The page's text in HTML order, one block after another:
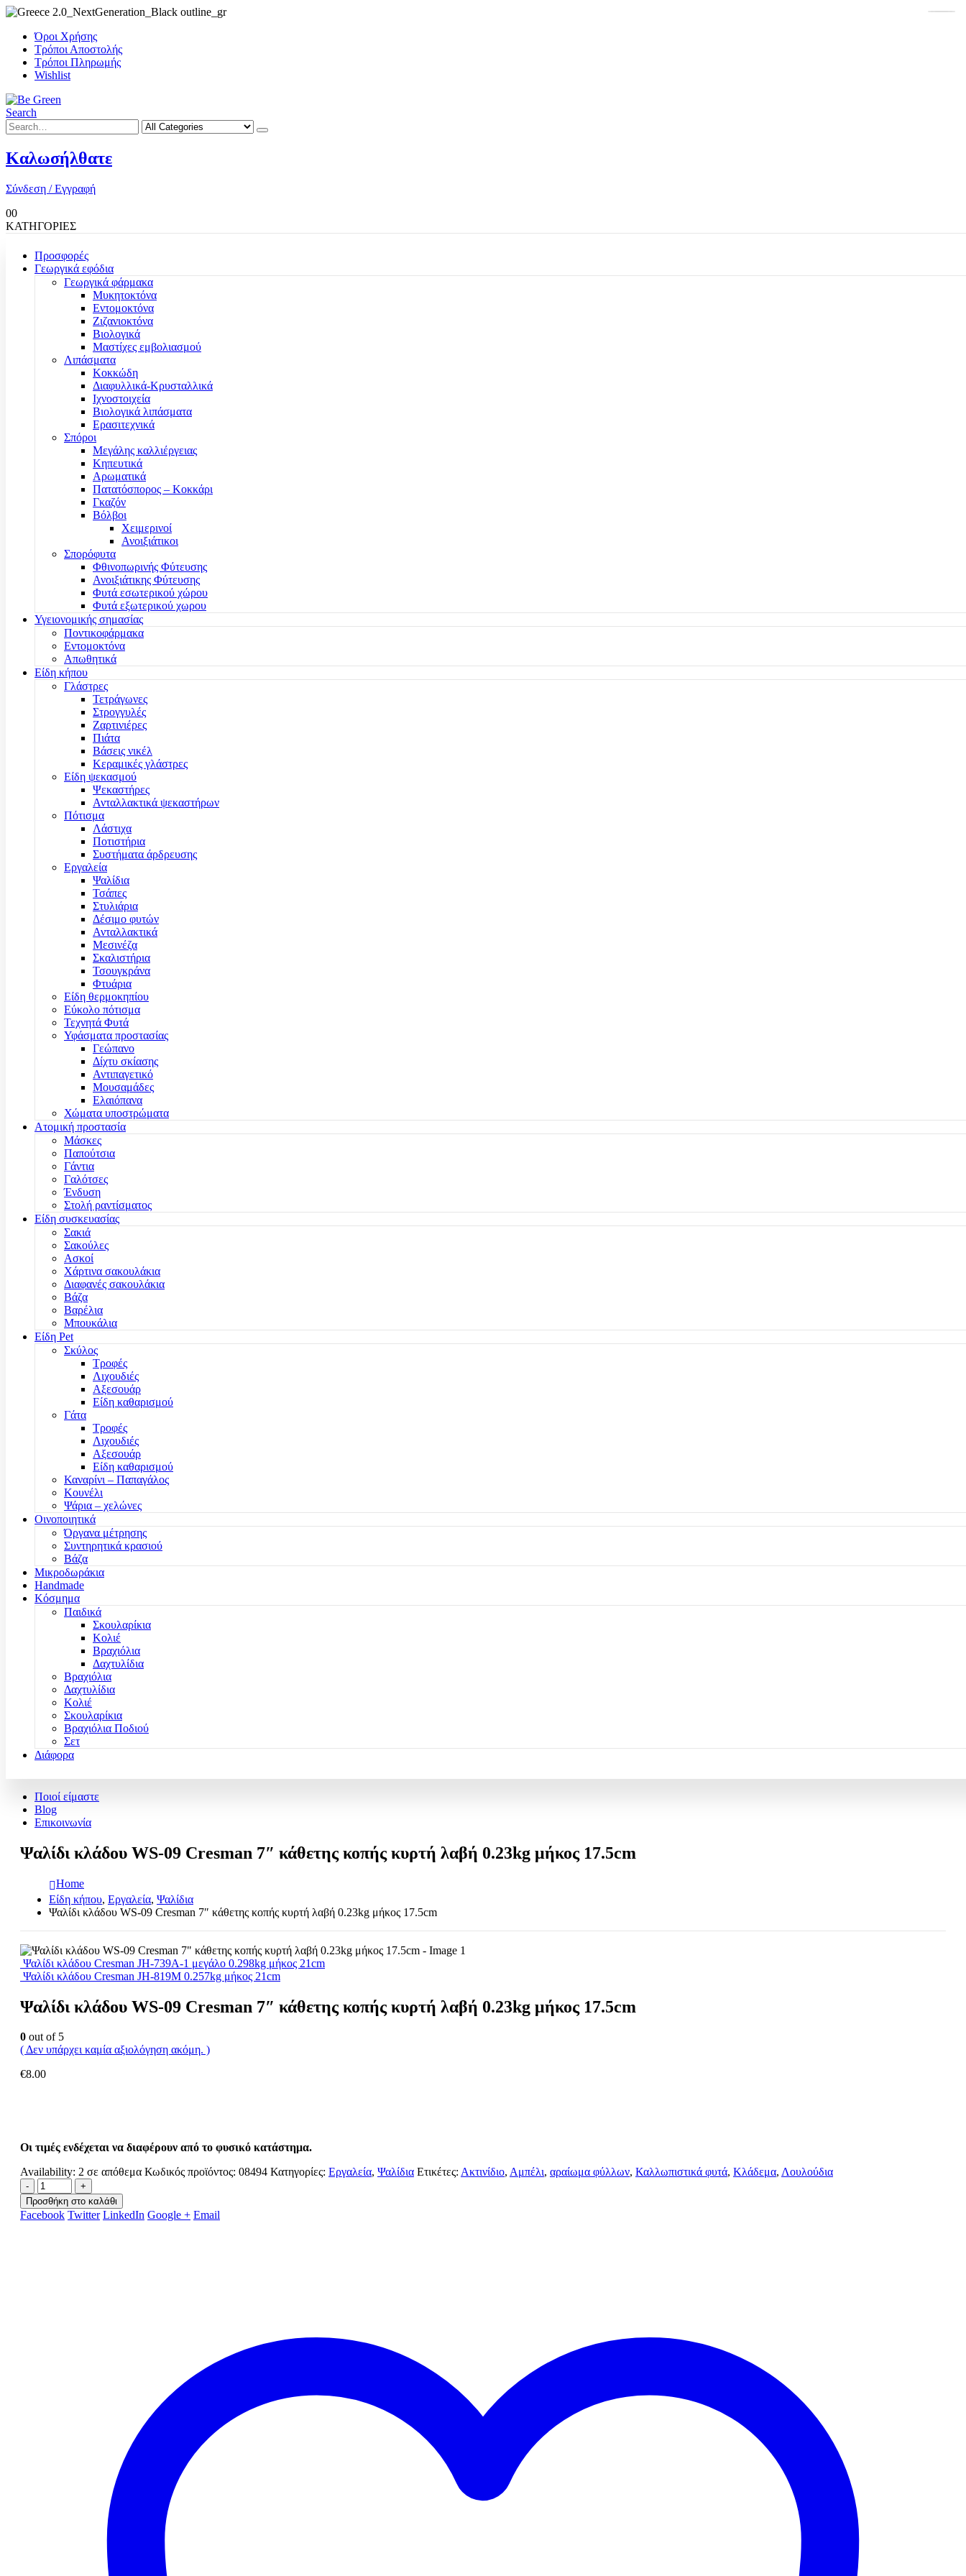
Όροι Χρήσης
Τρόποι Αποστολής
Τρόποι Πληρωμής
Wishlist
Search
Καλωσήλθατε
Σύνδεση / Εγγραφή
00
ΚΑΤΗΓΟΡΙΕΣ
Προσφορές
Γεωργικά εφόδια
Γεωργικά φάρμακα
Μυκητοκτόνα
Εντομοκτόνα
Ζιζανιοκτόνα
Βιολογικά
Μαστίχες εμβολιασμού
Λιπάσματα
Κοκκώδη
Διαφυλλικά-Κρυσταλλικά
Ιχνοστοιχεία
Βιολογικά λιπάσματα
Ερασιτεχνικά
Σπόροι
Μεγάλης καλλιέργειας
Κηπευτικά
Αρωματικά
Πατατόσπορος – Κοκκάρι
Γκαζόν
Βόλβοι
Χειμερινοί
Ανοιξιάτικοι
Σπορόφυτα
Φθινοπωρινής Φύτευσης
Ανοιξιάτικης Φύτευσης
Φυτά εσωτερικού χώρου
Φυτά εξωτερικού χωρου
Υγειονομικής σημασίας
Ποντικοφάρμακα
Εντομοκτόνα
Απωθητικά
Είδη κήπου
Γλάστρες
Τετράγωνες
Στρογγυλές
Ζαρτινιέρες
Πιάτα
Βάσεις νικέλ
Κεραμικές γλάστρες
Είδη ψεκασμού
Ψεκαστήρες
Ανταλλακτικά ψεκαστήρων
Πότισμα
Λάστιχα
Ποτιστήρια
Συστήματα άρδρευσης
Εργαλεία
Ψαλίδια
Τσάπες
Στυλιάρια
Δέσιμο φυτών
Ανταλλακτικά
Μεσινέζα
Σκαλιστήρια
Τσουγκράνα
Φτυάρια
Είδη θερμοκηπίου
Εύκολο πότισμα
Τεχνητά Φυτά
Υφάσματα προστασίας
Γεώπανο
Δίχτυ σκίασης
Αντιπαγετικό
Μουσαμάδες
Ελαιόπανα
Χώματα υποστρώματα
Ατομική προστασία
Μάσκες
Παπούτσια
Γάντια
Γαλότσες
Ένδυση
Στολή ραντίσματος
Είδη συσκευασίας
Σακιά
Σακούλες
Ασκοί
Χάρτινα σακουλάκια
Διαφανές σακουλάκια
Βάζα
Βαρέλια
Μπουκάλια
Είδη Pet
Σκύλος
Τροφές
Λιχουδιές
Αξεσουάρ
Είδη καθαρισμού
Γάτα
Τροφές
Λιχουδιές
Αξεσουάρ
Είδη καθαρισμού
Καναρίνι – Παπαγάλος
Κουνέλι
Ψάρια – χελώνες
Οινοποιητικά
Όργανα μέτρησης
Συντηρητικά κρασιού
Βάζα
Μικροδωράκια
Handmade
Κόσμημα
Παιδικά
Σκουλαρίκια
Κολιέ
Βραχιόλια
Δαχτυλίδια
Βραχιόλια
Δαχτυλίδια
Κολιέ
Σκουλαρίκια
Βραχιόλια Ποδιού
Σετ
Διάφορα
Ποιοί είμαστε
Blog
Επικοινωνία
Ψαλίδι κλάδου WS-09 Cresman 7″ κάθετης κοπής κυρτή λαβή 0.23kg μήκος 17.5cm
Home
Είδη κήπου, Εργαλεία, Ψαλίδια
Ψαλίδι κλάδου WS-09 Cresman 7″ κάθετης κοπής κυρτή λαβή 0.23kg μήκος 17.5cm
Ψαλίδι κλάδου Cresman JH-739Α-1 μεγάλο 0.298kg μήκος 21cm
Ψαλίδι κλάδου Cresman JH-819M 0.257kg μήκος 21cm
Ψαλίδι κλάδου WS-09 Cresman 7″ κάθετης κοπής κυρτή λαβή 0.23kg μήκος 17.5cm
0 out of 5
( Δεν υπάρχει καμία αξιολόγηση ακόμη. )
€8.00
Οι τιμές ενδέχεται να διαφέρουν από το φυσικό κατάστημα.
Availability: 2 σε απόθεμα Κωδικός προϊόντος: 08494 Κατηγορίες: Εργαλεία, Ψαλίδια Ετικέτες: Ακτινίδιο, Αμπέλι, αραίωμα φύλλων, Καλλωπιστικά φυτά, Κλάδεμα, Λουλούδια
-
+
Προσθήκη στο καλάθι
Facebook Twitter LinkedIn Google + Email